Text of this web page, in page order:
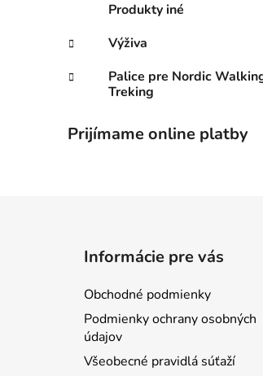
Produkty iné
Výživa
Palice pre Nordic
Treking
Prijímame online platby
Informácie pre vás
Obchodné podmienky
Podmienky ochrany osobných
údajov
Všeobecné pravidlá súťaží